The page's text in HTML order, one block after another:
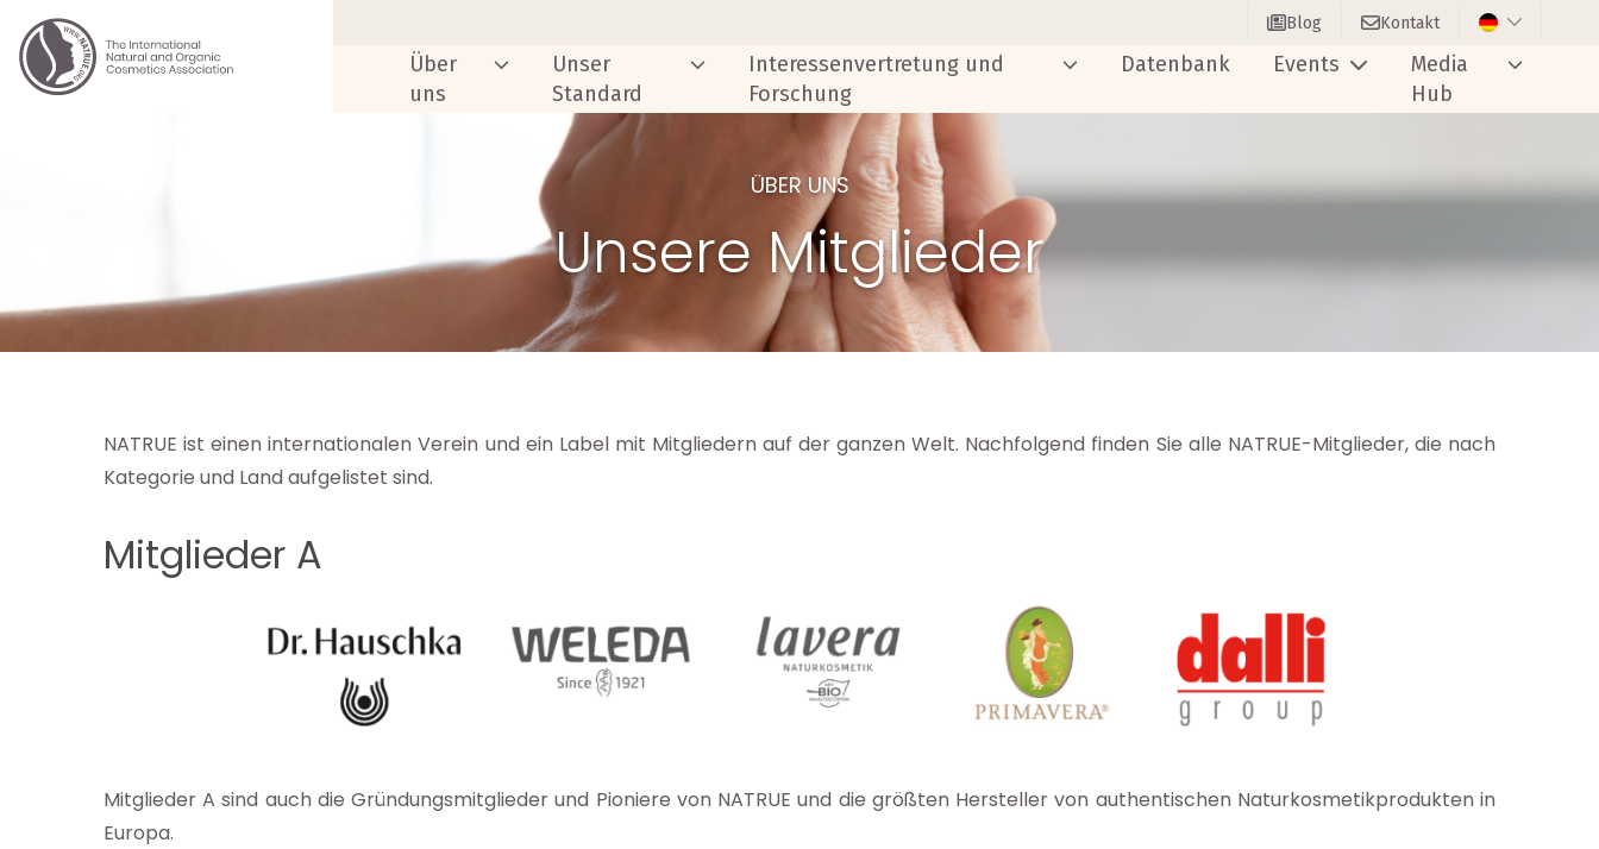
Blog Kontakt
Über
uns
Unser
Standard
Interessenvertretung und
Forschung
Datenbank Events
Media
Hub
ÜBER UNS
Unsere Mitglieder
NATRUE ist einen internationalen Verein und ein Label mit Mitgliedern auf der ganzen Welt. Nachfolgend finden Sie alle NATRUE-Mitglieder, die nach
Kategorie und Land aufgelistet sind.
Mitglieder A
Mitglieder A sind auch die Gründungsmitglieder und Pioniere von NATRUE und die größten Hersteller von authentischen Naturkosmetikprodukten in
Europa.